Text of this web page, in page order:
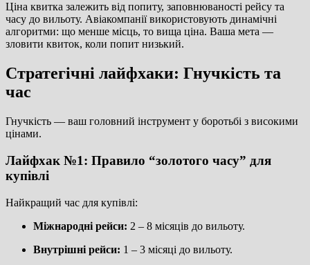
Ціна квитка залежить від попиту, заповнюваності рейсу та
часу до вильоту. Авіакомпанії використовують динамічні
алгоритми: що менше місць, то вища ціна. Ваша мета —
зловити квиток, коли попит низький.
Стратегічні лайфхаки: Гнучкість та
час
Гнучкість — ваш головний інструмент у боротьбі з високими
цінами.
Лайфхак №1: Правило “золотого часу” для
купівлі
Найкращий час для купівлі:
Міжнародні рейси: 2 – 8 місяців до вильоту.
Внутрішні рейси: 1 – 3 місяці до вильоту.